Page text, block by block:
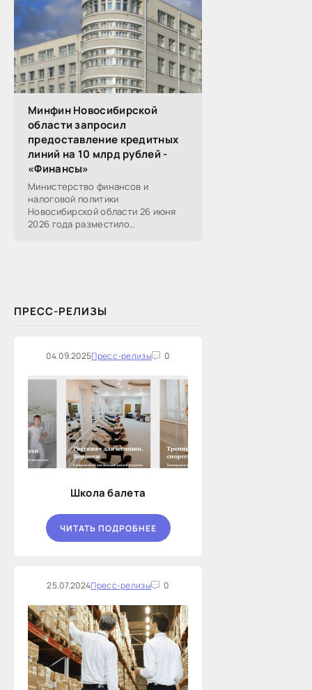
Минфин Новосибирской
области запросил
предоставление кредитных
линий на 10 млрд рублей -
«Финансы»
Министерство финансов и
налоговой политики
Новосибирской области 26 июня
2026 года разместило
ПРЕСС-РЕЛИЗЫ
04.09.2025Пресс-релизы 0
Школа балета
ЧИТАТЬ ПОДРОБНЕЕ
25.07.2024Пресс-релизы 0